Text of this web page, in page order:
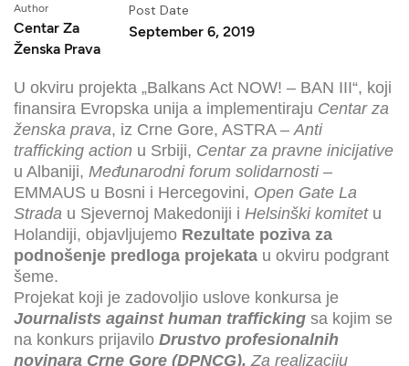
Author
Centar Za
Ženska Prava
Post Date
September 6, 2019
U okviru projekta „Balkans Act NOW! – BAN III“, koji
finansira Evropska unija a implementiraju Centar za
ženska prava, iz Crne Gore, ASTRA – Anti
trafficking action u Srbiji, Centar za pravne inicijative
u Albaniji, Međunarodni forum solidarnosti–
EMMAUS u Bosni i Hercegovini, Open Gate La
Strada u Sjevernoj Makedoniji i Helsinški komitetu
Holandiji, objavljujemo Rezultate poziva za
podnošenje predloga projekata u okviru podgrant
šeme.
Projekat koji je zadovoljio uslove konkursa je
Journalists against human trafficking sa kojim se
na konkurs prijavilo Drustvo profesionalnih
novinara Crne Gore (DPNCG). Za realizaciju